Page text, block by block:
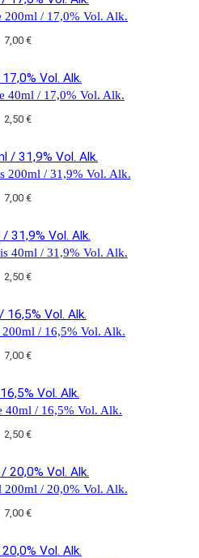
/ 17,0% Vol. Alk.
7,00 €
40ml / 17,0% Vol. Alk.
2,50 €
200ml / 31,9% Vol. Alk.
7,00 €
40ml / 31,9% Vol. Alk.
2,50 €
/ 16,5% Vol. Alk.
7,00 €
40ml / 16,5% Vol. Alk.
2,50 €
/ 20,0% Vol. Alk.
7,00 €